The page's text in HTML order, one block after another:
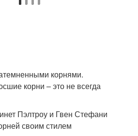
Пэлтроу и Гвен Стефани
своим стилем